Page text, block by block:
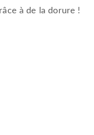
à de la dorure !